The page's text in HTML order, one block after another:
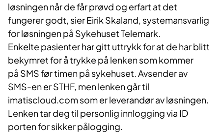
løsningen når de får prøvd og erfart at det
fungerer godt, sier Eirik Skaland, systemansvarlig
for løsningen på Sykehuset Telemark.
Enkelte pasienter har gitt uttrykk for at de har blitt
bekymret for å trykke på lenken som kommer
på SMS før timen på sykehuset. Avsender av
SMS-en er STHF, men lenken går til
imatiscloud.com som er leverandør av løsningen.
Lenken tar deg til personlig innlogging via ID
porten for sikker pålogging.